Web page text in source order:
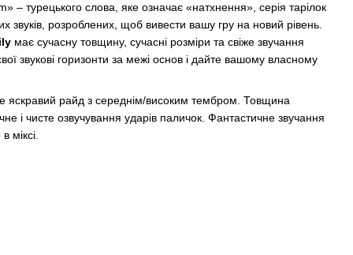
– турецького слова, яке означає «натхнення», серія тарілок
звуків, розроблених, щоб вивести вашу гру на новий рівень.
має сучасну товщину, сучасні розміри та свіже звучання
звукові горизонти за межі основ і дайте вашому власному
яскравий райд з середнім/високим тембром. Товщина
і чисте озвучування ударів паличок. Фантастичне звучання
міксі.